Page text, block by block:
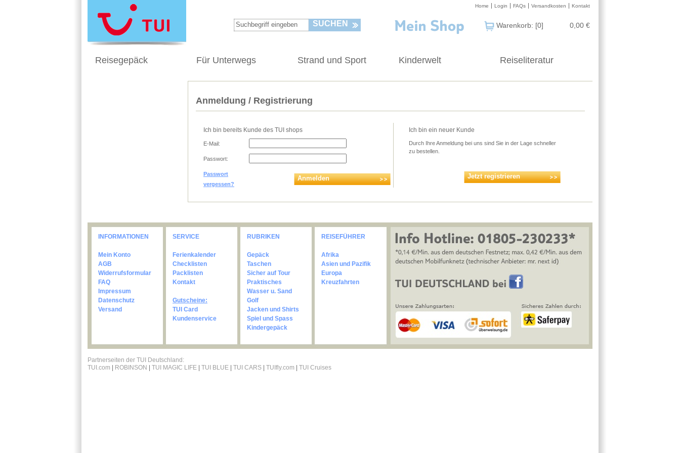
Kontakt
Versandkosten
FAQs
Login
Home
SUCHEN Warenkorb: [0] 0,00 €
Reisegepäck Für Unterwegs Strand und Sport Kinderwelt Reiseliteratur
Anmeldung / Registrierung
Ich bin bereits Kunde des TUI shops
E-Mail:
Passwort:
Passwort
vergessen?
Anmelden
Ich bin ein neuer Kunde
Durch Ihre Anmeldung bei uns sind Sie in der Lage schneller
zu bestellen.
Jetzt registrieren
INFORMATIONEN
Mein Konto
AGB
Widerrufsformular
FAQ
Impressum
Datenschutz
Versand
SERVICE
Ferienkalender
Checklisten
Packlisten
Kontakt
Gutscheine:
TUI Card
Kundenservice
RUBRIKEN
Gepäck
Taschen
Sicher auf Tour
Praktisches
Wasser u. Sand
Golf
Jacken und Shirts
Spiel und Spass
Kindergepäck
REISEFÜHRER
Afrika
Asien und Pazifik
Europa
Kreuzfahrten
Partnerseiten der TUI Deutschland:
TUI.com
ROBINSON TUI MAGIC LIFE TUI BLUE TUI CARS TUIfly.com TUI Cruises